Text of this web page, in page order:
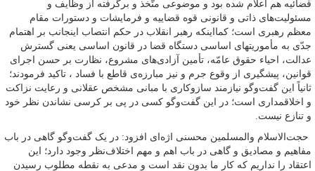
قضائیه هم اعلام شده بود و موضوعی متّخذ و برگرفته از وظایف و
مسئولیت‌های ذاتی و قانونی قوه قضاییه و فرمایشات و دستورات مقام
معظم رهبری است؛ کمااینکه رهبر انقلاب در حکم انتصاب اینجانب بر اهتمام
جدّی به مأموریتهای اساسی دستگاه قضا در قانون اساسی یعنی گسترش
عدالت، احیاء حقوق عامّه، تأمین آزادی‌های مشروع، نظارت بر حسن اجرای
قوانین، پیشگیری از وقوع جرم و نیز مبارزه‌ی قاطع با فساد ، تاکید فرمودند؛
ثانیاً این گفت‌وگو نیازمند سازوکاری با مبانی مشخص عقلانی و رعایت نزاکت
و اخلاقمداری است؛ در این گفت‌وگو کسی در پی بر کرسی نشاندن نظر خود
و تنازع نیست.
حجت‌الاسلام والمسلمین محسنی اژه‌ای افزود: در یک گفت‌وگو گاهی در باب
مفاهیم و مصادیق و گاهی در باب اهم و مهم اختلاف‌نظر وجود دارد؛ این
اعتقاد را نداریم که کار ما بدون نقد است و مدعی به نقطه مطلوب رسیدن